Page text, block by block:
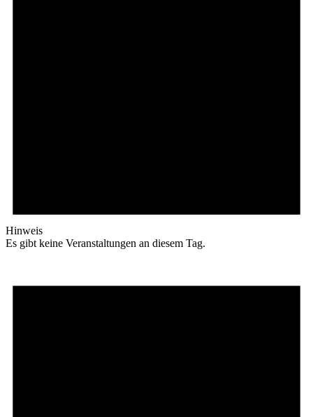
Hinweis
Es gibt keine Veranstaltungen an diesem Tag.